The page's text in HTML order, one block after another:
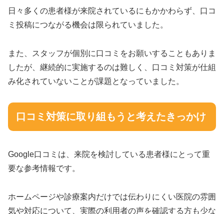
日々多くの患者様が来院されているにもかかわらず、口コ
ミ投稿につながる機会は限られていました。
また、スタッフが個別に口コミをお願いすることもありま
したが、継続的に実施するのは難しく、口コミ対策が仕組
み化されていないことが課題となっていました。
口コミ対策に取り組もうと考えたきっかけ
Google口コミは、来院を検討している患者様にとって重
要な参考情報です。
ホームページや診療案内だけでは伝わりにくい医院の雰囲
気や対応について、実際の利用者の声を確認する方も少な